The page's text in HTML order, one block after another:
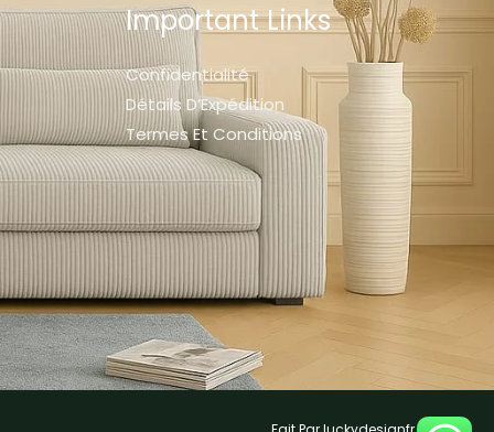
Important Links
Confidentialité
Détails D’Expédition
Termes Et Conditions